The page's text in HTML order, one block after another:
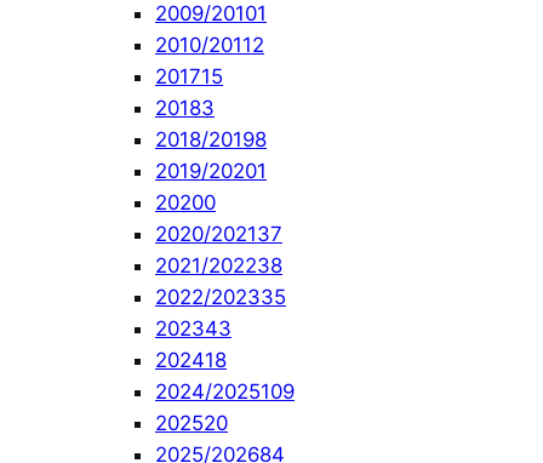
2009/20101
2010/20112
201715
20183
2018/20198
2019/20201
20200
2020/202137
2021/202238
2022/202335
202343
202418
2024/2025109
202520
2025/202684